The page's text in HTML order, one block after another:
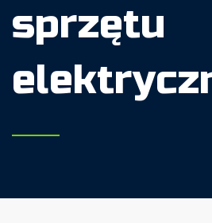
sprzętu